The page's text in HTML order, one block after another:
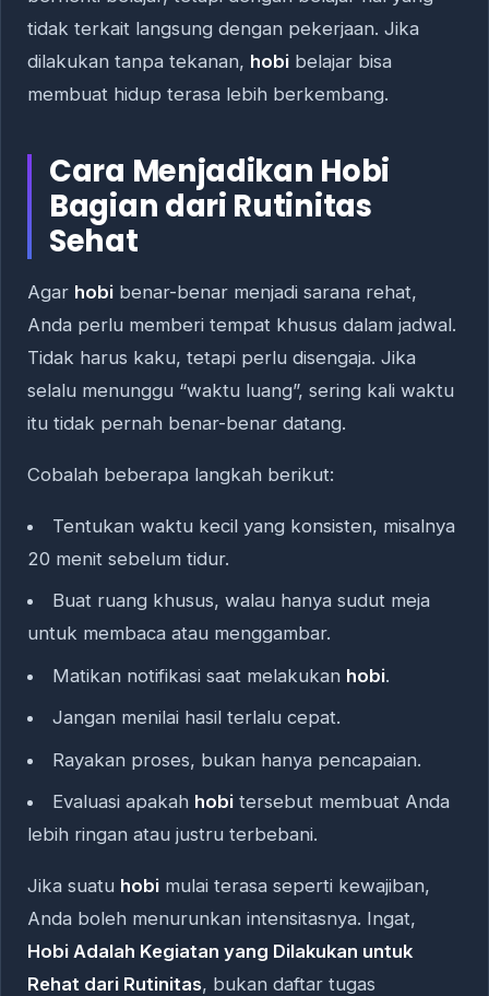
tidak terkait langsung dengan pekerjaan. Jika
dilakukan tanpa tekanan, hobi belajar bisa
membuat hidup terasa lebih berkembang.
Cara Menjadikan Hobi
Bagian dari Rutinitas
Sehat
Agar hobi benar-benar menjadi sarana rehat,
Anda perlu memberi tempat khusus dalam jadwal.
Tidak harus kaku, tetapi perlu disengaja. Jika
selalu menunggu “waktu luang”, sering kali waktu
itu tidak pernah benar-benar datang.
Cobalah beberapa langkah berikut:
Tentukan waktu kecil yang konsisten, misalnya
20 menit sebelum tidur.
Buat ruang khusus, walau hanya sudut meja
untuk membaca atau menggambar.
Matikan notifikasi saat melakukan hobi.
Jangan menilai hasil terlalu cepat.
Rayakan proses, bukan hanya pencapaian.
Evaluasi apakah hobitersebut membuat Anda
lebih ringan atau justru terbebani.
Jika suatu hobi mulai terasa seperti kewajiban,
Anda boleh menurunkan intensitasnya. Ingat,
Hobi Adalah Kegiatan yang Dilakukan untuk
Rehat dari Rutinitas, bukan daftar tugas